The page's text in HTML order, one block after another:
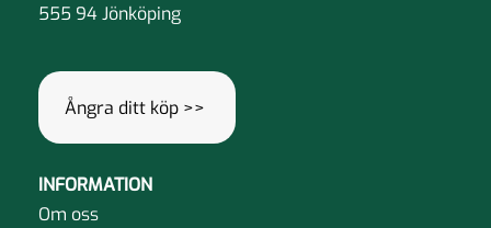
555 94 Jönköping
Ångra ditt köp >>
INFORMATION
Om oss